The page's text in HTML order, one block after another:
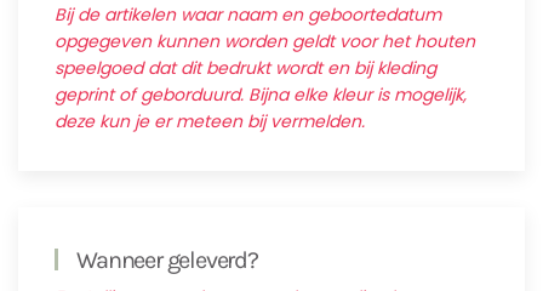
Bij de artikelen waar naam en geboortedatum
opgegeven kunnen worden geldt voor het houten
speelgoed dat dit bedrukt wordt en bij kleding
geprint of geborduurd. Bijna elke kleur is mogelijk,
deze kun je er meteen bij vermelden.
Wanneer geleverd?